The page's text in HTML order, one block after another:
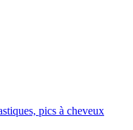
pics à cheveux